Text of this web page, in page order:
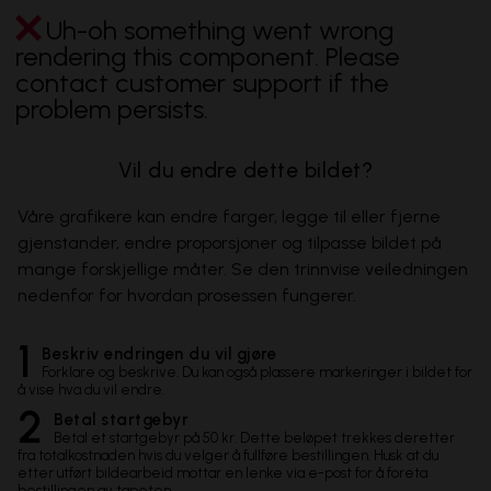
Uh-oh something went wrong
rendering this component. Please
contact customer support if the
problem persists.
Vil du endre dette bildet?
Våre grafikere kan endre farger, legge til eller fjerne
gjenstander, endre proporsjoner og tilpasse bildet på
mange forskjellige måter. Se den trinnvise veiledningen
nedenfor for hvordan prosessen fungerer.
1 Beskriv endringen du vil gjøre
Forklare og beskrive. Du kan også plassere markeringer i bildet for
å vise hva du vil endre.
2 Betal startgebyr
Betal et startgebyr på 50 kr. Dette beløpet trekkes deretter
fra totalkostnaden hvis du velger å fullføre bestillingen. Husk at du
etter utført bildearbeid mottar en lenke via e-post for å foreta